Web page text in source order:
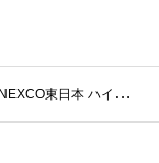
エイめし甲子園』決勝戦スタート！